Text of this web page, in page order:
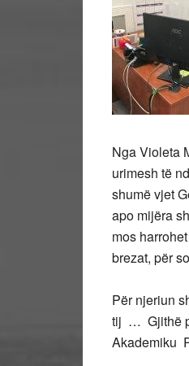
Nga Violeta
urimesh të
shumë vjet
apo mijëra
mos
brezat, për
Për njeriun
tij … Gjithë
Akademiku